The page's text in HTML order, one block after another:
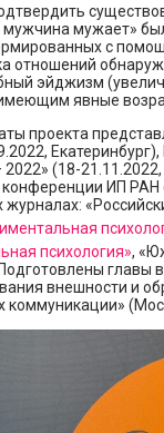
мужчина мужает»
с
отношений
эйджизм
явные
проекта
2022» (18-
ИП РАН
психология»,
главы
внешности и
коммуникации»